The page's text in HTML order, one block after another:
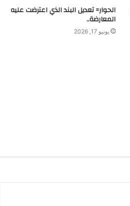
الحوار= تعديل البند الذي اعترضت عليه
المعارضة..
يونيو 17, 2026